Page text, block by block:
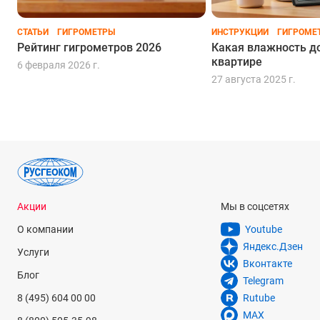
СТАТЬИ ГИГРОМЕТРЫ
Рейтинг гигрометров 2026
6 февраля 2026 г.
ИНСТРУКЦИИ
Какая влажность
квартире
27 августа 2025 г.
Акции
О компании
Услуги
Блог
8 (495) 604 00 00
Мы в соцсетях
Youtube
Яндекс.Дзен
Вконтакте
Telegram
Rutube
MAX